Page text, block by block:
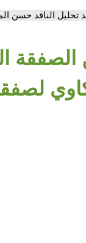
تحليل الناقد حسن
الصفقة